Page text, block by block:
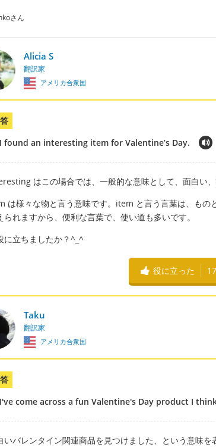
さん
Alicia S
翻訳家
アメリカ合衆国
I found an interesting item for Valentine’s Day.
はこの場合では、一般的な意味として、面白い、
は様々な物と言う意味です。item と言う言葉は、もの
られますから、便利な言葉で、使い道も多いです。
に立ちましたか？^_^
役に立った 17
Taku
翻訳家
アメリカ合衆国
I've come across a fun Valentine's Day product I
いバレンタイン関連商品を見つけました、という意味